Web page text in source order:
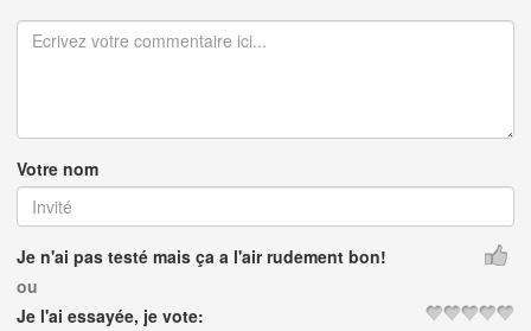
Votre nom
Je n'ai pas testé mais ça a l'air rudement bon!
ou
Je l'ai essayée, je vote: